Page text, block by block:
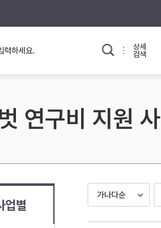
사료와 문학으로 본
고대
고려
조선 후기
근대
교
상세
검색
연구비 지원
업별